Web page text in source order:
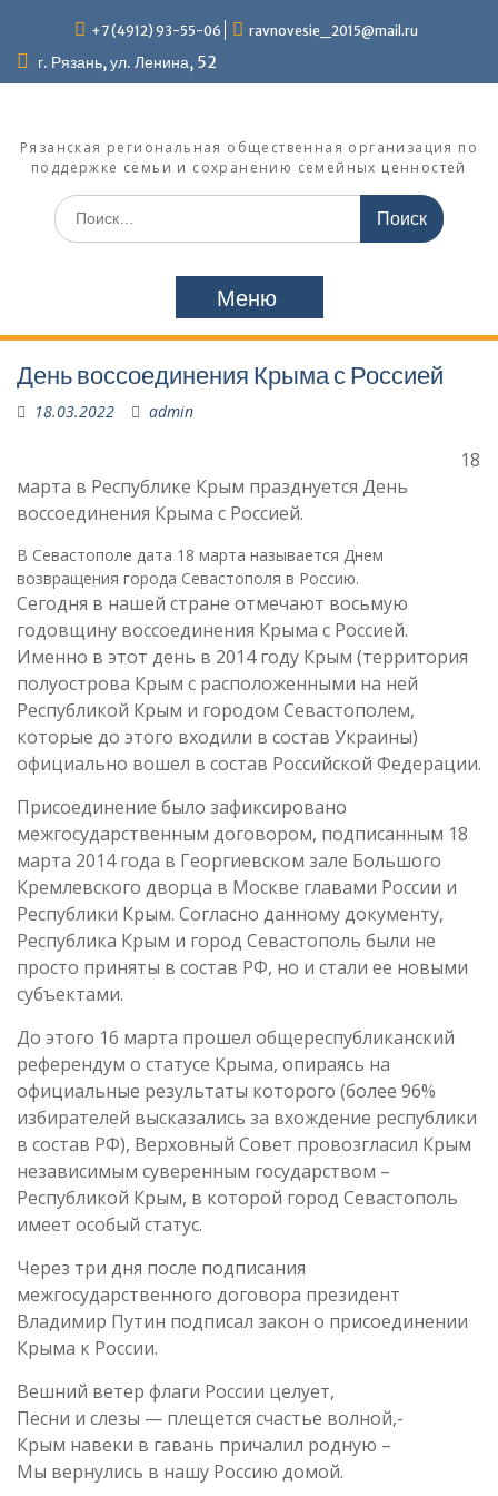
содержимому
+7 (4912) 93-55-06 ravnovesie_2015@mail.ru
г. Рязань, ул. Ленина, 52
Рязанская региональная общественная организация по
поддержке семьи и сохранению семейных ценностей
Поиск
по:
Меню
День воссоединения Крыма с Россией
18.03.2022 admin
18
марта в Республике Крым празднуется День
воссоединения Крыма с Россией.
В Севастополе дата 18 марта называется Днем
возвращения города Севастополя в Россию.
Сегодня в нашей стране отмечают восьмую
годовщину воссоединения Крыма с Россией.
Именно в этот день в 2014 году Крым (территория
полуострова Крым с расположенными на ней
Республикой Крым и городом Севастополем,
которые до этого входили в состав Украины)
официально вошел в состав Российской Федерации.
Присоединение было зафиксировано
межгосударственным договором, подписанным 18
марта 2014 года в Георгиевском зале Большого
Кремлевского дворца в Москве главами России и
Республики Крым. Согласно данному документу,
Республика Крым и город Севастополь были не
просто приняты в состав РФ, но и стали ее новыми
субъектами.
До этого 16 марта прошел общереспубликанский
референдум о статусе Крыма, опираясь на
официальные результаты которого (более 96%
избирателей высказались за вхождение республики
в состав РФ), Верховный Совет провозгласил Крым
независимым суверенным государством –
Республикой Крым, в которой город Севастополь
имеет особый статус.
Через три дня после подписания
межгосударственного договора президент
Владимир Путин подписал закон о присоединении
Крыма к России.
Вешний ветер флаги России целует,
Песни и слезы — плещется счастье волной,-
Крым навеки в гавань причалил родную –
Мы вернулись в нашу Россию домой.